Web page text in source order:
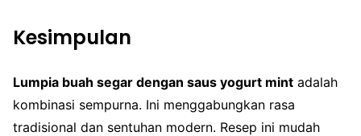
Kesimpulan
Lumpia buah segar dengan saus yogurt mint adalah
kombinasi sempurna. Ini menggabungkan rasa
tradisional dan sentuhan modern. Resep ini mudah